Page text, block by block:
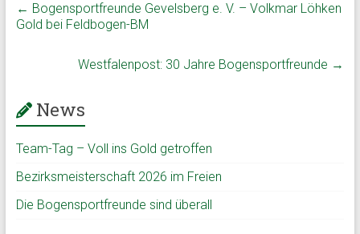
← Bogensportfreunde Gevelsberg e. V. – Volkmar Löhken
Gold bei Feldbogen-BM
Westfalenpost: 30 Jahre Bogensportfreunde →
News
Team-Tag – Voll ins Gold getroffen
Bezirksmeisterschaft 2026 im Freien
Die Bogensportfreunde sind überall